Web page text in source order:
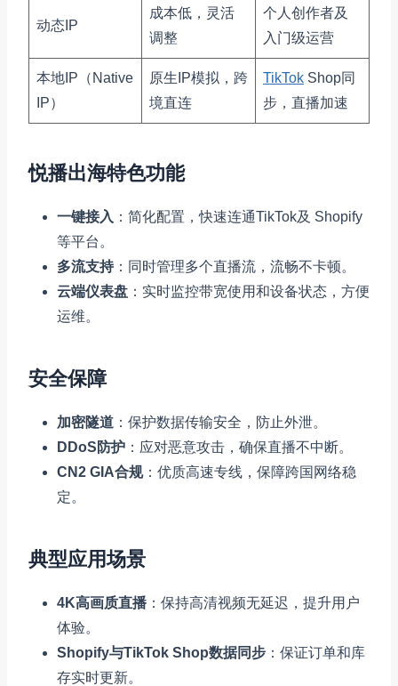
动态IP
成本低，灵活
调整
个人创作者及
入门级运营
本地IP（Native
IP）
原生IP模拟，跨
境直连
TikTok Shop同
步，直播加速
悦播出海特色功能
一键接入 ：简化配置，快速连通TikTok及 Shopify
等平台。
多流支持：同时管理多个直播流，流畅不卡顿。
云端仪表盘 ：实时监控带宽使用和设备状态，方便
运维。
安全保障
加密隧道 ：保护数据传输安全，防止外泄。
DDoS防护 ：应对恶意攻击，确保直播不中断。
CN2 GIA合规：优质高速专线，保障跨国网络稳
定。
典型应用场景
4K高画质直播 ：保持高清视频无延迟，提升用户
体验。
Shopify与TikTok Shop数据同步 ：保证订单和库
存实时更新。